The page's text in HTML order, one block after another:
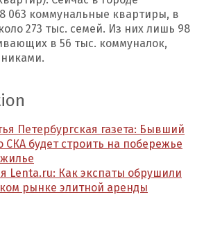
063 коммунальные квартиры, в
273 тыс. семей. Из них лишь 98
в 56 тыс. коммуналок,
Петербургская газета: Бывший
СКА будет строить на побережье
Lenta.ru: Как экспаты обрушили
рынке элитной аренды